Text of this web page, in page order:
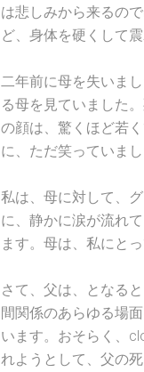
は悲しみから来るの
ど、身体を硬くして
二年前に母を失いま
る母を見ていました
の顔は、驚くほど若
に、ただ笑っていま
私は、母に対して、
に、静かに涙が流れ
ます。母は、私にと
さて、父は、となる
間関係のあらゆる場
います。おそらく、
れようとして、父の